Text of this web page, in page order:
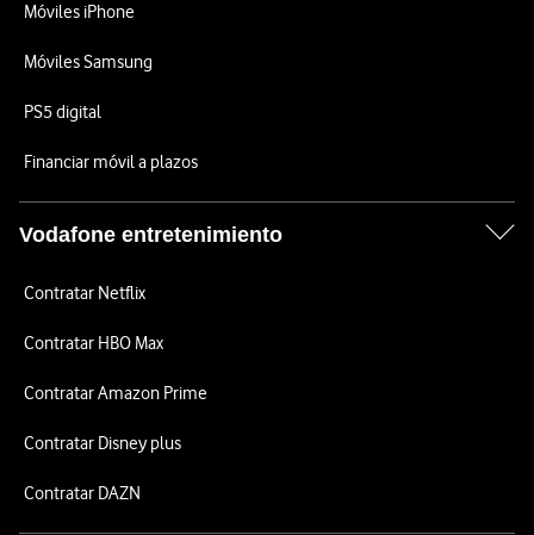
Móviles iPhone
Móviles Samsung
PS5 digital
Financiar móvil a plazos
Vodafone entretenimiento
Contratar Netflix
Contratar HBO Max
Contratar Amazon Prime
Contratar Disney plus
Contratar DAZN